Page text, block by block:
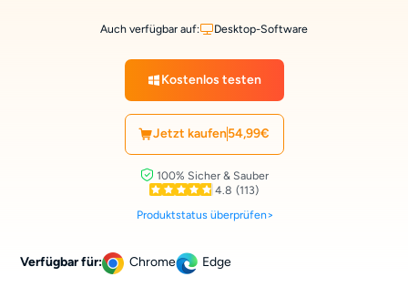
Auch verfügbar auf: Desktop-Software
Kostenlos testen
Jetzt kaufen54,99€
100% Sicher & Sauber
4.8 (113)
Produktstatus überprüfen>
Verfügbar für: Chrome Edge